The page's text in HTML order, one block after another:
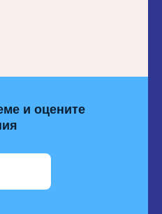
и оцените